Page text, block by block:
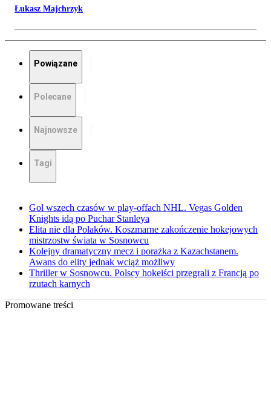
Łukasz Majchrzyk
Powiązane
Polecane
Najnowsze
Tagi
Gol wszech czasów w play-offach NHL. Vegas Golden
Knights idą po Puchar Stanleya
Elita nie dla Polaków. Koszmarne zakończenie hokejowych
mistrzostw świata w Sosnowcu
Kolejny dramatyczny mecz i porażka z Kazachstanem.
Awans do elity jednak wciąż możliwy
Thriller w Sosnowcu. Polscy hokeiści przegrali z Francją po
rzutach karnych
Promowane treści